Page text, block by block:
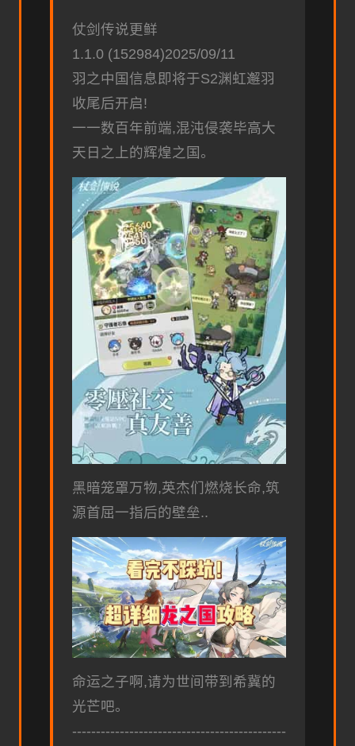
仗剑传说更鲜
1.1.0 (152984)2025/09/11
羽之中国信息即将于S2渊虹邂羽
收尾后开启!
一一数百年前端,混沌侵袭毕高大
天日之上的辉煌之国。
黑暗笼罩万物,英杰们燃烧长命,筑
源首屈一指后的壁垒..
命运之子啊,请为世间带到希冀的
光芒吧。
---------------------------------------------